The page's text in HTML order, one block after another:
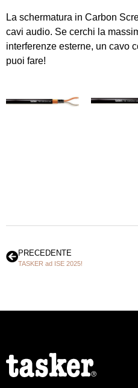
La schermatura in Carbon
cavi audio. Se cerchi la
interferenze esterne, un cavo
puoi fare!
PRECEDENTE
TASKER ad ISE 2025!